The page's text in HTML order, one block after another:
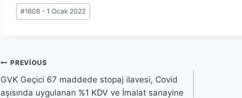
Post
Tags:
#1608 - 1 Ocak 2022
Yazı
gezinmesi
PREVIOUS
GVK Geçici 67 maddede stopaj ilavesi, Covid
aşısında uygulanan %1 KDV ve İmalat sanayine